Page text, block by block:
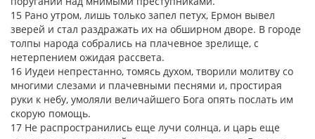
15 Рано утром, лишь только запел петух, Ермон вывел
зверей и стал раздражать их на обширном дворе. В городе
толпы народа собрались на плачевное зрелище, с
нетерпением ожидая рассвета.
16 Иудеи непрестанно, томясь духом, творили молитву со
многими слезами и плачевными песнями и, простирая
руки к небу, умоляли величайшего Бога опять послать им
скорую помощь.
17 Не распространились еще лучи солнца, и царь еще